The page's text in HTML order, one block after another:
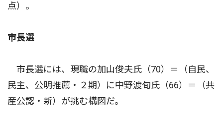
点）。
市長選
市長選には、現職の加山俊夫氏（70）＝（自民、
民主、公明推薦・２期）に中野渡旬氏（66）＝（共
産公認・新）が挑む構図だ。